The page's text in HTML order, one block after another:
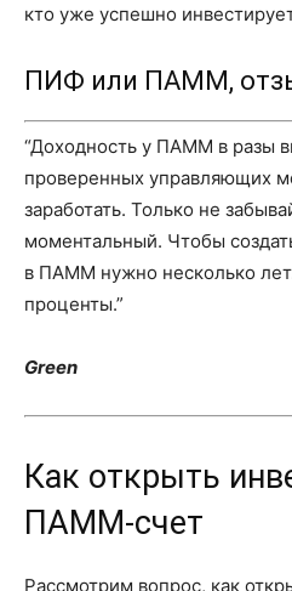
кто уже успешно
ПИФ или ПАММ,
“Доходность у ПАММ в разы
проверенных управляющих
заработать. Только не
моментальный. Чтобы
в ПАММ нужно несколько
проценты.”
Green
Как открыть
ПАММ-счет
Рассмотрим вопрос, как